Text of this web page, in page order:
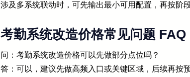
涉及多系统联动时，可先输出最小可用配置，再按阶
考勤系统改造价格常见问题 FAQ
问：考勤系统改造价格可以先做部分点位吗？
答：可以，建议先做高频入口或关键区域，后续再按